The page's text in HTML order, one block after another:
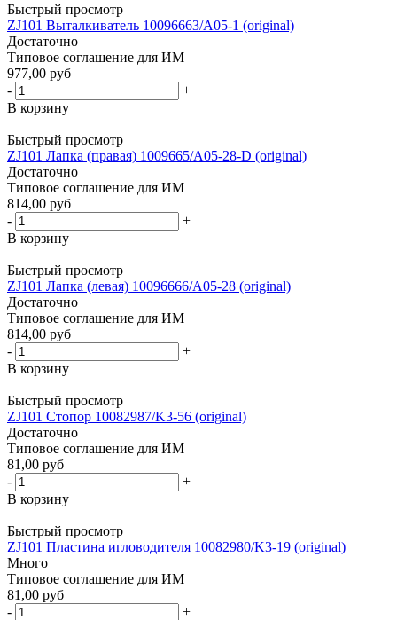
Быстрый просмотр
ZJ101 Выталкиватель 10096663/A05-1 (original)
Достаточно
Типовое соглашение для ИМ
977,00 руб
-
+
В корзину
Быстрый просмотр
ZJ101 Лапка (правая) 1009665/A05-28-D (original)
Достаточно
Типовое соглашение для ИМ
814,00 руб
-
+
В корзину
Быстрый просмотр
ZJ101 Лапка (левая) 10096666/A05-28 (original)
Достаточно
Типовое соглашение для ИМ
814,00 руб
-
+
В корзину
Быстрый просмотр
ZJ101 Стопор 10082987/K3-56 (original)
Достаточно
Типовое соглашение для ИМ
81,00 руб
-
+
В корзину
Быстрый просмотр
ZJ101 Пластина игловодителя 10082980/K3-19 (original)
Много
Типовое соглашение для ИМ
81,00 руб
-
+